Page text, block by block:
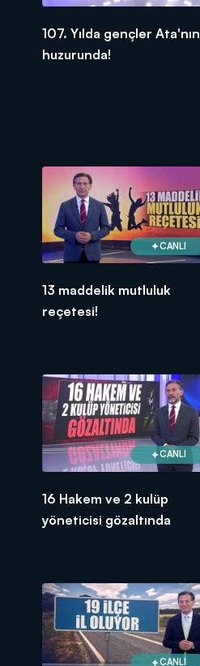
107. Yılda gençler Ata'nın
huzurunda!
CANLI
13 maddelik mutluluk
reçetesi!
CANLI
16 Hakem ve 2 kulüp
yöneticisi gözaltında
CANLI